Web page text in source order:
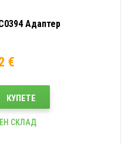
Адаптер
€
КУПЕТЕ
СКЛАД